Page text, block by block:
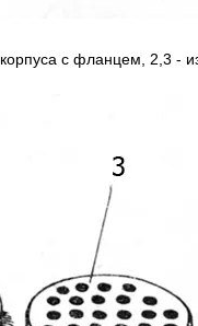
c фланцем, 2,3 -